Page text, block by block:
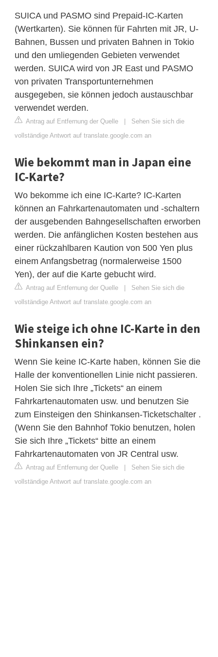
SUICA und PASMO sind Prepaid-IC-Karten
(Wertkarten). Sie können für Fahrten mit JR, U-
Bahnen, Bussen und privaten Bahnen in Tokio
und den umliegenden Gebieten verwendet
werden. SUICA wird von JR East und PASMO
von privaten Transportunternehmen
ausgegeben, sie können jedoch austauschbar
verwendet werden.
Antrag auf Entfernung der Quelle | Sehen Sie sich die
vollständige Antwort auf translate.google.com an
Wie bekommt man in Japan eine
IC-Karte?
Wo bekomme ich eine IC-Karte? IC-Karten
können an Fahrkartenautomaten und -schaltern
der ausgebenden Bahngesellschaften erworben
werden. Die anfänglichen Kosten bestehen aus
einer rückzahlbaren Kaution von 500 Yen plus
einem Anfangsbetrag (normalerweise 1500
Yen), der auf die Karte gebucht wird.
Antrag auf Entfernung der Quelle | Sehen Sie sich die
vollständige Antwort auf translate.google.com an
Wie steige ich ohne IC-Karte in den
Shinkansen ein?
Wenn Sie keine IC-Karte haben, können Sie die
Halle der konventionellen Linie nicht passieren.
Holen Sie sich Ihre „Tickets“ an einem
Fahrkartenautomaten usw. und benutzen Sie
zum Einsteigen den Shinkansen-Ticketschalter .
(Wenn Sie den Bahnhof Tokio benutzen, holen
Sie sich Ihre „Tickets“ bitte an einem
Fahrkartenautomaten von JR Central usw.
Antrag auf Entfernung der Quelle | Sehen Sie sich die
vollständige Antwort auf translate.google.com an